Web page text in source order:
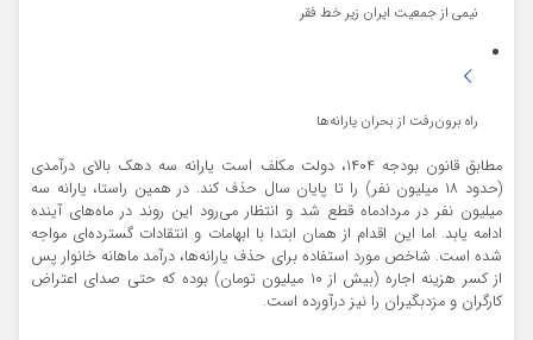
نیمی از جمعیت ایران زیر خط فقر
راه برون‌رفت از بحران یارانه‌ها
مطابق قانون بودجه ۱۴۰۴، دولت مکلف است یارانه سه دهک بالای درآمدی
(حدود ۱۸ میلیون نفر) را تا پایان سال حذف کند. در همین راستا، یارانه سه
میلیون نفر در مردادماه قطع شد و انتظار می‌رود این روند در ماه‌های آینده
ادامه یابد. اما این اقدام از همان ابتدا با ابهامات و انتقادات گسترده‌ای مواجه
شده است. شاخص مورد استفاده برای حذف یارانه‌ها، درآمد ماهانه خانوار پس
از کسر هزینه اجاره (بیش از ۱۰ میلیون تومان) بوده که حتی صدای اعتراض
کارگران و مزدبگیران را نیز درآورده است.